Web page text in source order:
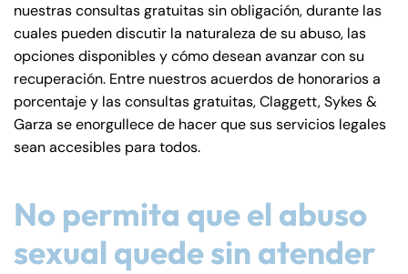
nuestras consultas gratuitas sin obligación, durante las
cuales pueden discutir la naturaleza de su abuso, las
opciones disponibles y cómo desean avanzar con su
recuperación. Entre nuestros acuerdos de honorarios a
porcentaje y las consultas gratuitas, Claggett, Sykes &
Garza se enorgullece de hacer que sus servicios legales
sean accesibles para todos.
No permita que el abuso
sexual quede sin atender